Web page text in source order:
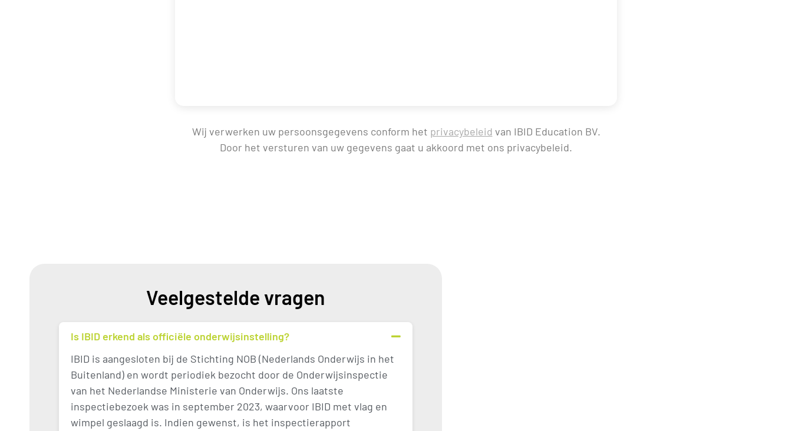
Wij verwerken uw persoonsgegevens conform het privacybeleid van IBID Education BV.
Door het versturen van uw gegevens gaat u akkoord met ons privacybeleid.
Veelgestelde vragen
Is IBID erkend als officiële onderwijsinstelling?
IBID is aangesloten bij de Stichting NOB (Nederlands Onderwijs in het
Buitenland) en wordt periodiek bezocht door de Onderwijsinspectie
van het Nederlandse Ministerie van Onderwijs. Ons laatste
inspectiebezoek was in september 2023, waarvoor IBID met vlag en
wimpel geslaagd is. Indien gewenst, is het inspectierapport